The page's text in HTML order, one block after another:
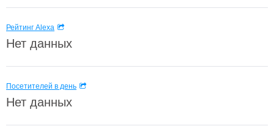
Рейтинг Alexa
Нет данных
Посетителей в день
Нет данных